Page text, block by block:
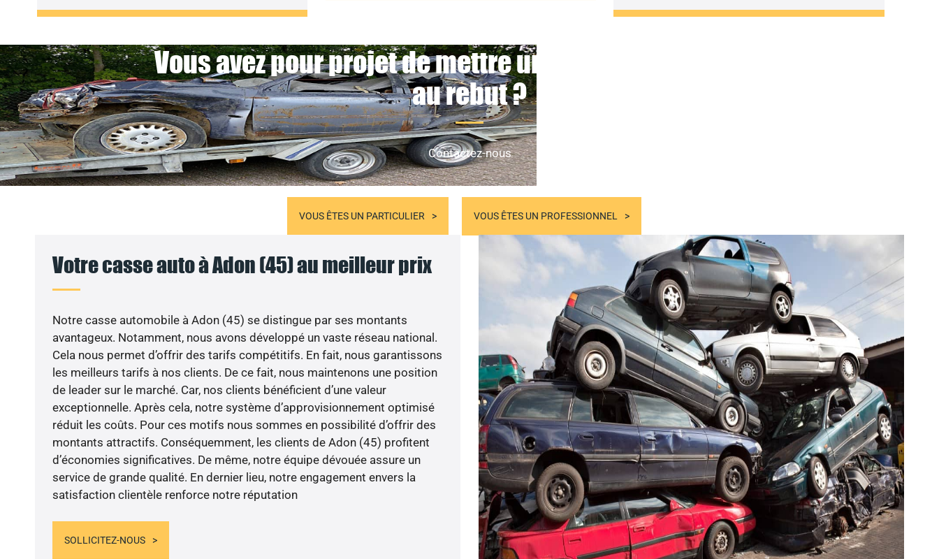
Vous avez pour projet de mettre un véhicule non roulant
au rebut ?
Contactez-nous
VOUS ÊTES UN PARTICULIER VOUS ÊTES UN PROFESSIONNEL
Votre casse auto à Adon (45) au meilleur prix
Notre casse automobile à Adon (45) se distingue par ses montants
avantageux. Notamment, nous avons développé un vaste réseau national.
Cela nous permet d’offrir des tarifs compétitifs. En fait, nous garantissons
les meilleurs tarifs à nos clients. De ce fait, nous maintenons une position
de leader sur le marché. Car, nos clients bénéficient d’une valeur
exceptionnelle. Après cela, notre système d’approvisionnement optimisé
réduit les coûts. Pour ces motifs nous sommes en possibilité d’offrir des
montants attractifs. Conséquemment, les clients de Adon (45) profitent
d’économies significatives. De même, notre équipe dévouée assure un
service de grande qualité. En dernier lieu, notre engagement envers la
satisfaction clientèle renforce notre réputation
SOLLICITEZ-NOUS